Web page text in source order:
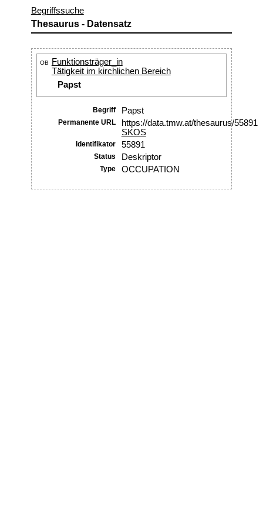
Begriffssuche
Thesaurus - Datensatz
OB
Funktionsträger_in
Tätigkeit im kirchlichen Bereich
Papst
Begriff Papst
Permanente URL
https://data.tmw.at/thesaurus/55891
SKOS
Identifikator 55891
Status Deskriptor
Type OCCUPATION